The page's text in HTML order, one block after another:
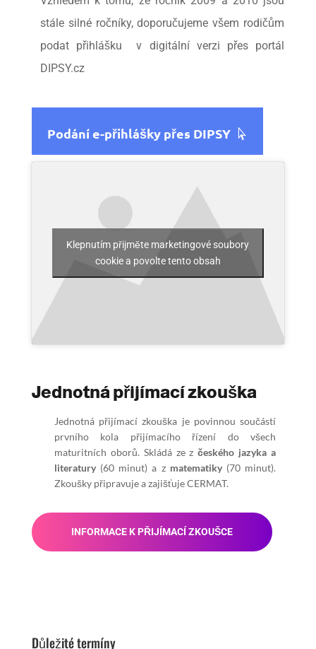
stále silné ročníky, doporučujeme všem rodičům
podat přihlášku v digitální verzi přes portál
DIPSY.cz
Podání e-přihlášky přes DIPSY
Klepnutím přijměte marketingové soubory
cookie a povolte tento obsah
Jednotná přijímací zkouška
Jednotná přijímací zkouška je povinnou součástí
prvního kola přijímacího řízení do všech
maturitních oborů. Skládá ze zčeského jazyka a
literatury(60 minut) a z matematiky (70 minut).
Zkoušky připravuje a zajišťuje CERMAT.
INFORMACE K PŘIJÍMACÍ ZKOUŠCE
Důležité termíny